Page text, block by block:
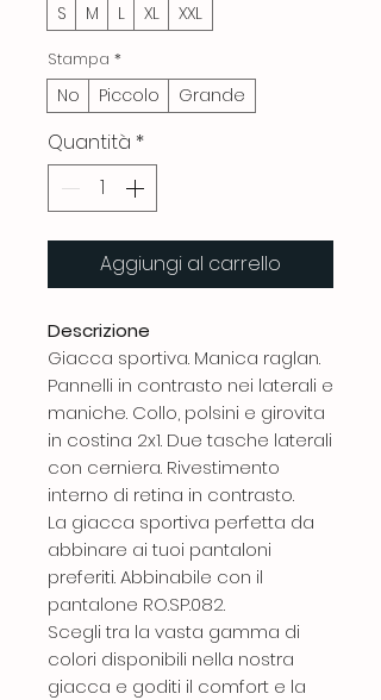
S M L XL XXL
Stampa *
No Piccolo Grande
Quantità *
Aggiungi al carrello
Descrizione
Giacca sportiva. Manica raglan.
Pannelli in contrasto nei laterali e
maniche. Collo, polsini e girovita
in costina 2x1. Due tasche laterali
con cerniera. Rivestimento
interno di retina in contrasto.
La giacca sportiva perfetta da
abbinare ai tuoi pantaloni
preferiti. Abbinabile con il
pantalone RO.SP.082.
Scegli tra la vasta gamma di
colori disponibili nella nostra
giacca e goditi il comfort e la